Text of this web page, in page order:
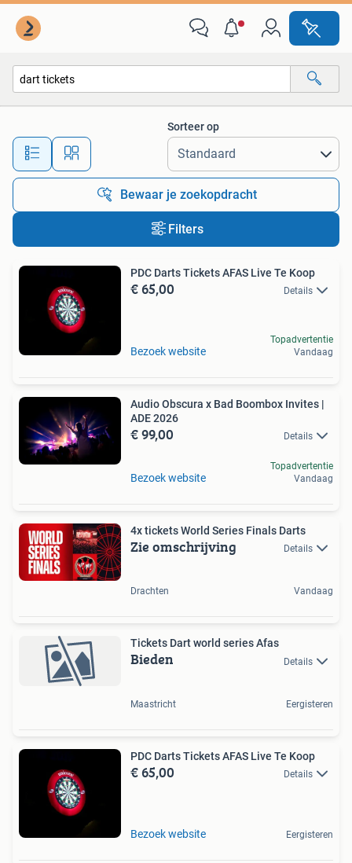
Alle afstanden…
Sorteer op
Bewaar je zoekopdracht
Filters
PDC Darts Tickets AFAS Live Te Koop
€ 65,00 Details
Bezoek website
Topadvertentie
Vandaag
Audio Obscura x Bad Boombox Invites |
ADE 2026
€ 99,00 Details
Bezoek website
Topadvertentie
Vandaag
4x tickets World Series Finals Darts
Zie omschrijving Details
Drachten Vandaag
Tickets Dart world series Afas
Bieden Details
Maastricht Eergisteren
PDC Darts Tickets AFAS Live Te Koop
€ 65,00 Details
Bezoek website Eergisteren